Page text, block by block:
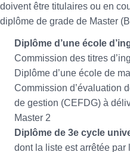
doivent être titulaires ou en
diplôme de grade de Master
Diplôme d’une école
Commission des titres
Diplôme d’une école de
Commission d’évaluation
de gestion (CEFDG) à
Master 2
Diplôme de 3e cycle
dont la liste est arrêtée par